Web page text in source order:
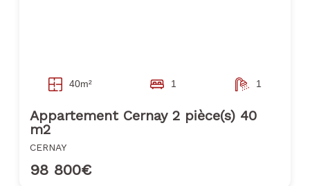
40m² 1 1
Appartement Cernay 2 pièce(s) 40
m2
CERNAY
98 800€